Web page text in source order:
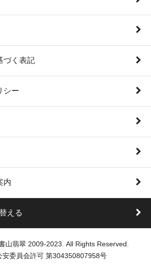
づく表記
シー
内
える
山翡翠 2009-2023. All Rights Reserved.
安委員会許可 第304350807958号